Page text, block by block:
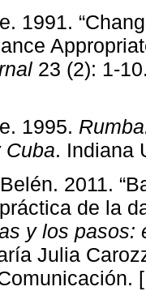
1991.
23 (2): 1-
1995.
Cuba. Indiana
2011.
de la
y los pasos:
Julia